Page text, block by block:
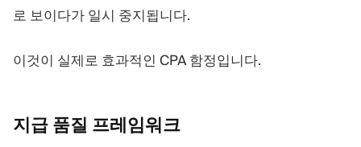
로 보이다가 일시 중지됩니다.
이것이 실제로 효과적인 CPA 함정입니다.
지급 품질 프레임워크